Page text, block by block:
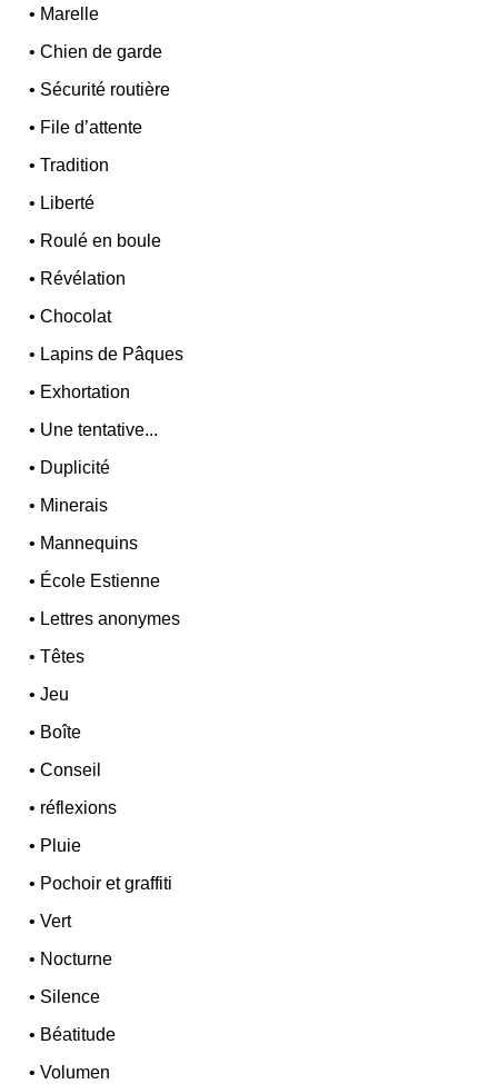
• Marelle
•Chien de garde
• Sécurité routière
• File d’attente
•Tradition
• Liberté
• Roulé en boule
• Révélation
•Chocolat
• Lapins de Pâques
• Exhortation
• Une tentative...
• Duplicité
• Minerais
• Mannequins
• École Estienne
• Lettres anonymes
•Têtes
•Jeu
• Boîte
•Conseil
• réflexions
• Pluie
• Pochoir et graffiti
•Vert
• Nocturne
• Silence
• Béatitude
•Volumen